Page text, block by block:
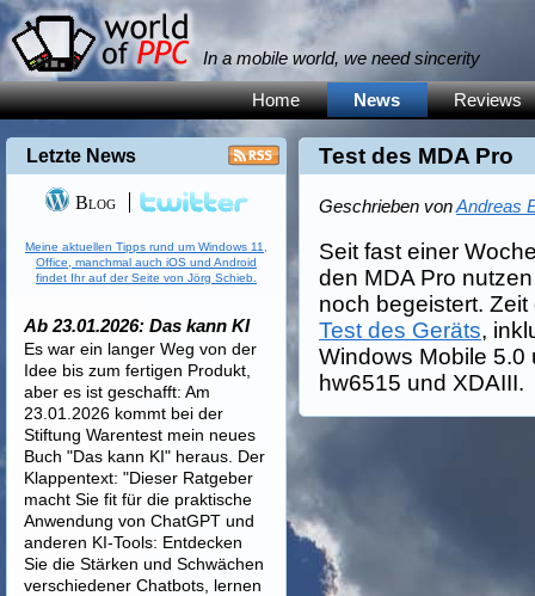
In a mobile world, we need sincerity
Home News Reviews
Test des MDA Pro
Geschrieben vonAndreas
Seit fast einer
den MDA Pro
noch begeistert.
Test des Geräts,
Windows Mobile 5.0
hw6515 und XDAIII.
Letzte News
Blog
Meine aktuellen Tipps rund um Windows 11,
Office, manchmal auch iOS und Android
findet Ihr auf der Seite von Jörg Schieb.
Ab 23.01.2026: Das kann KI
Es war ein langer Weg von der
Idee bis zum fertigen Produkt,
aber es ist geschafft: Am
23.01.2026 kommt bei der
Stiftung Warentest mein neues
Buch "Das kann KI" heraus. Der
Klappentext: "Dieser Ratgeber
macht Sie fit für die praktische
Anwendung von ChatGPT und
anderen KI-Tools: Entdecken
Sie die Stärken und Schwächen
verschiedener Chatbots, lernen